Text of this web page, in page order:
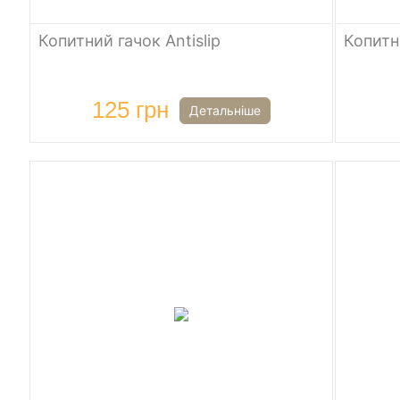
Копитний гачок Antislip
125 грн Детальніше